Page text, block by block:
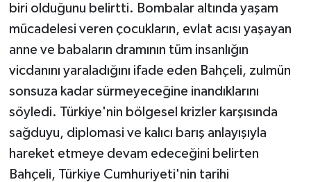
biri olduğunu belirtti. Bombalar altında yaşam
mücadelesi veren çocukların, evlat acısı yaşayan
anne ve babaların dramının tüm insanlığın
vicdanını yaraladığını ifade eden Bahçeli, zulmün
sonsuza kadar sürmeyeceğine inandıklarını
söyledi. Türkiye'nin bölgesel krizler karşısında
sağduyu, diplomasi ve kalıcı barış anlayışıyla
hareket etmeye devam edeceğini belirten
Bahçeli, Türkiye Cumhuriyeti'nin tarihi